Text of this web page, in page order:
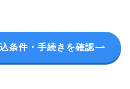
条件・手続きを確認